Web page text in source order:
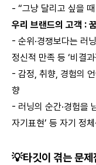
- “그냥 달리고 싶을
우리 브랜드의 고객 :
- 순위·경쟁보다는 러
정신적 만족 등 ‘비결
- 감정, 취향, 경험의
향
- 러닝의 순간·경험을
자기표현’ 등 자기 정
💡타깃이 겪는 문제